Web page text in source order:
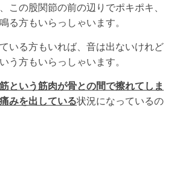
この股関節の前の辺りでポキポキ、
る方もいらっしゃいます。
いる方もいれば、音は出ないけれど
う方もいらっしゃいます。
という筋肉が骨との間で擦れてしま
みを出している状況になっているの